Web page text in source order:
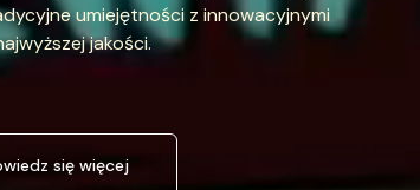
umiejętności z innowacyjnymi
jakości.
się więcej